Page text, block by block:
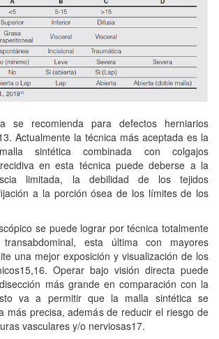
se recomienda para defectos herniarios
Actualmente la técnica más aceptada es la
sintética combinada con colgajos
en esta técnica puede deberse a la
limitada, la debilidad de los tejidos
a la porción ósea de los límites de los
se puede lograr por técnica totalmente
esta última con mayores
una mejor exposición y visualización de los
Operar bajo visión directa puede
más grande en comparación con la
va a permitir que la malla sintética se
más precisa, además de reducir el riesgo de
vasculares y/o nerviosas17.